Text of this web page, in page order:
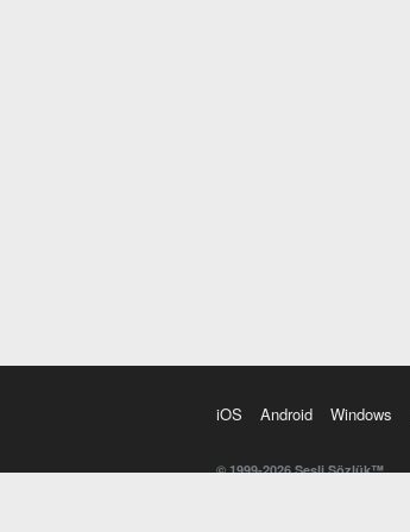
iOS Android Windows
© 1999-2026 Sesli Sözlük™